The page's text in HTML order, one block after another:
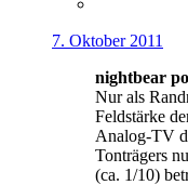
7. Oktober 2011
nightbear
Nur als
Feldstärke
Analog-TV
Tonträgers
(ca. 1/10)